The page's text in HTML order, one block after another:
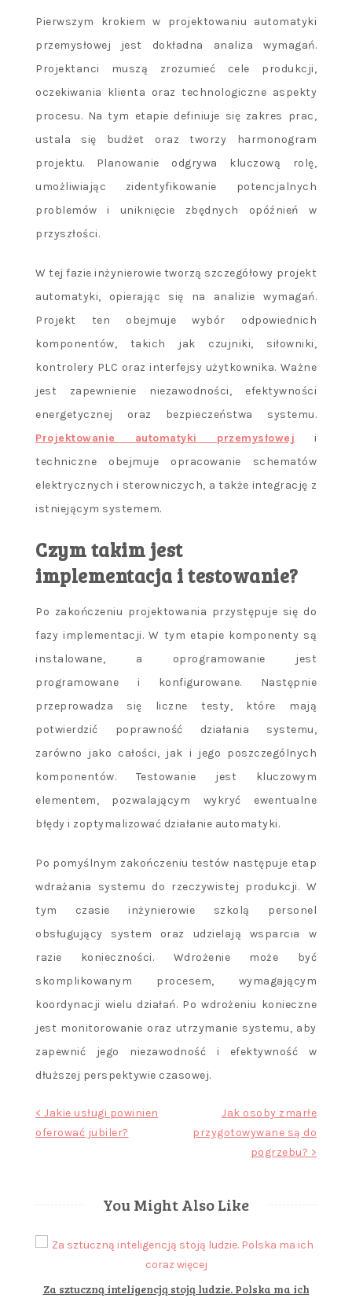
Pierwszym krokiem w projektowaniu automatyki
przemysłowej jest dokładna analiza wymagań.
Projektanci muszą zrozumieć cele produkcji,
oczekiwania klienta oraz technologiczne aspekty
procesu. Na tym etapie definiuje się zakres prac,
ustala się budżet oraz tworzy harmonogram
projektu. Planowanie odgrywa kluczową rolę,
umożliwiając zidentyfikowanie potencjalnych
problemów i uniknięcie zbędnych opóźnień w
przyszłości.
W tej fazie inżynierowie tworzą szczegółowy projekt
automatyki, opierając się na analizie wymagań.
Projekt ten obejmuje wybór odpowiednich
komponentów, takich jak czujniki, siłowniki,
kontrolery PLC oraz interfejsy użytkownika. Ważne
jest zapewnienie niezawodności, efektywności
energetycznej oraz bezpieczeństwa systemu.
Projektowanie automatyki przemysłowej i
techniczne obejmuje opracowanie schematów
elektrycznych i sterowniczych, a także integrację z
istniejącym systemem.
Czym takim jest
implementacja i testowanie?
Po zakończeniu projektowania przystępuje się do
fazy implementacji. W tym etapie komponenty są
instalowane, a oprogramowanie jest
programowane i konfigurowane. Następnie
przeprowadza się liczne testy, które mają
potwierdzić poprawność działania systemu,
zarówno jako całości, jak i jego poszczególnych
komponentów. Testowanie jest kluczowym
elementem, pozwalającym wykryć ewentualne
błędy i zoptymalizować działanie automatyki.
Po pomyślnym zakończeniu testów następuje etap
wdrażania systemu do rzeczywistej produkcji. W
tym czasie inżynierowie szkolą personel
obsługujący system oraz udzielają wsparcia w
razie konieczności. Wdrożenie może być
skomplikowanym procesem, wymagającym
koordynacji wielu działań. Po wdrożeniu konieczne
jest monitorowanie oraz utrzymanie systemu, aby
zapewnić jego niezawodność i efektywność w
dłuższej perspektywie czasowej.
Nawigacja
wpisu
< Jakie usługi powinien
oferować jubiler?
Jak osoby zmarłe
przygotowywane są do
pogrzebu? >
You Might Also Like
Za sztuczną inteligencją stoją ludzie. Polska ma ich